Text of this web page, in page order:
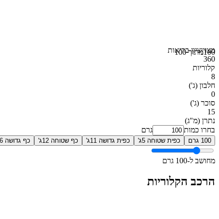
100מתוך 100מצויןציון בריאות
360
קלוריות
8
חלבון (ג')
0
סוכר (ג')
15
נתרן (מ"ג)
בחרו כמות
גרם
100 גרם כפית שטוחה 5ג' כפית גדושה 11ג' כף שטוחה 12ג' כף גדושה 26ג'
מחושב ל-100 גרם
הרכב הקלוריות